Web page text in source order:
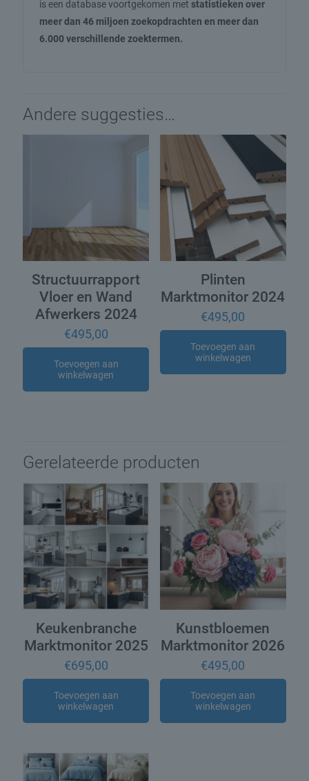
is een database voortgekomen met statistieken over
meer dan 46 miljoen zoekopdrachten en meer dan
6.000 verschillende zoektermen.
Andere suggesties…
Structuurrapport
Vloer en Wand
Afwerkers 2024
€495,00
Toevoegen aan
winkelwagen
Plinten
Marktmonitor 2024
€495,00
Toevoegen aan
winkelwagen
Gerelateerde producten
Keukenbranche
Marktmonitor 2025
€695,00
Toevoegen aan
winkelwagen
Kunstbloemen
Marktmonitor 2026
€495,00
Toevoegen aan
winkelwagen